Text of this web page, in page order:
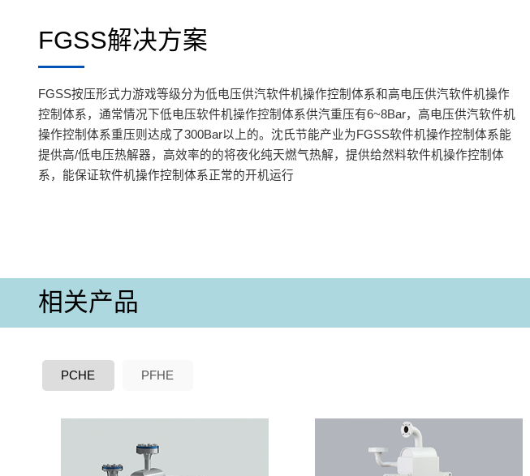
FGSS解决方案
FGSS按压形式力游戏等级分为低电压供汽软件机操作控制体系和高电压供汽软件机操作
控制体系，通常情况下低电压软件机操作控制体系供汽重压有6~8Bar，高电压供汽软件机
操作控制体系重压则达成了300Bar以上的。沈氏节能产业为FGSS软件机操作控制体系能
提供高/低电压热解器，高效率的的将夜化纯天燃气热解，提供给然料软件机操作控制体
系，能保证软件机操作控制体系正常的开机运行
相关产品
PCHE PFHE